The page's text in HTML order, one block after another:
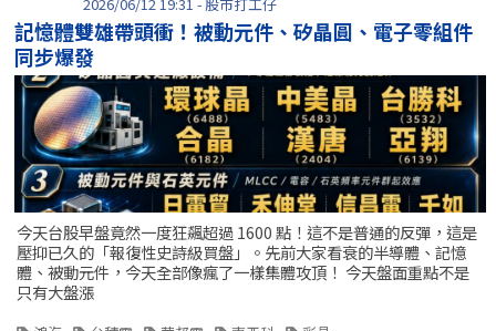
記憶體雙雄帶頭衝！被動元件、矽晶圓、電子零組件
同步爆發
今天台股早盤竟然一度狂飆超過 1600 點！這不是普通的反彈，這是
壓抑已久的「報復性史詩級買盤」。先前大家看衰的半導體、記憶
體、被動元件，今天全部像瘋了一樣集體攻頂！ 今天盤面重點不是
只有大盤漲